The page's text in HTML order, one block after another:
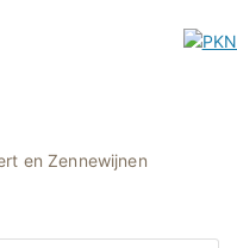
en Zennewijnen